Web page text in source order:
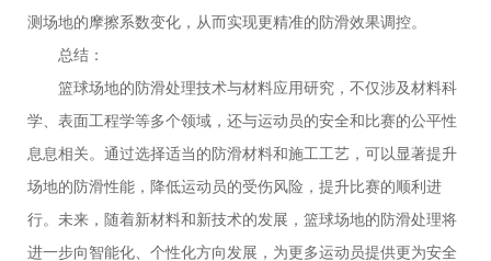
测场地的摩擦系数变化，从而实现更精准的防滑效果调控。
总结：
篮球场地的防滑处理技术与材料应用研究，不仅涉及材料科
学、表面工程学等多个领域，还与运动员的安全和比赛的公平性
息息相关。通过选择适当的防滑材料和施工工艺，可以显著提升
场地的防滑性能，降低运动员的受伤风险，提升比赛的顺利进
行。未来，随着新材料和新技术的发展，篮球场地的防滑处理将
进一步向智能化、个性化方向发展，为更多运动员提供更为安全